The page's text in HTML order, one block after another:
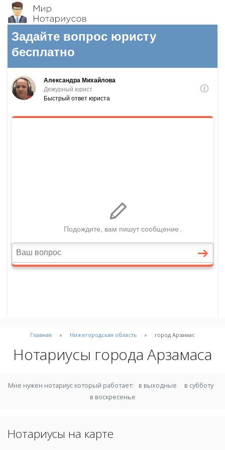
Главная Нижегородская область город Арзамас
Нотариусы города Арзамаса
Мне нужен нотариус который работает: в выходные
в субботу
в воскресенье
Нотариусы на карте